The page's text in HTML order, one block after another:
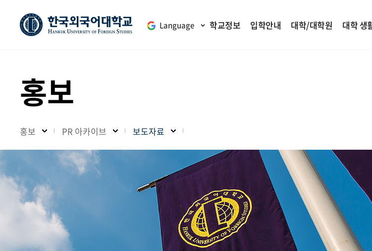
Language 학교정보 입학안내 대학/대학원 대학 생
홍보
홍보 PR 아카이브 보도자료